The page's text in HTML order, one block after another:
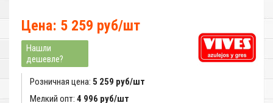
Цена: 5 259 руб/шт
Нашли
дешевле?
Розничная цена: 5 259 руб/шт
Мелкий опт: 4 996 руб/шт